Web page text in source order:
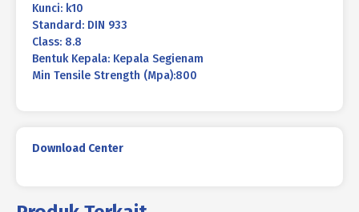
Kunci: k10
Standard: DIN 933
Class: 8.8
Bentuk Kepala: Kepala Segienam
Min Tensile Strength (Mpa):800
Download Center